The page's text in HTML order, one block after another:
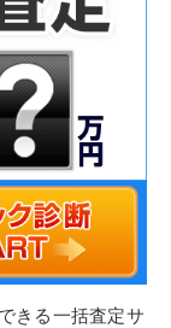
きる一括査定サ